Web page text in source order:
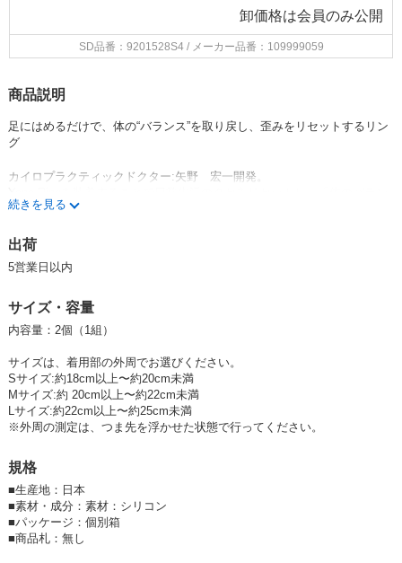
卸価格は会員のみ公開
SD品番：9201528S4 / メーカー品番：109999059
商品説明
足にはめるだけで、体の“バランス”を取り戻し、歪みをリセットするリン
グ
カイロプラクティックドクター:矢野 宏一開発。
ス」を補正、姿勢をキレイに保ちます。 足の横アーチを正しい形に保持
・美姿勢を目指す方
・立ち仕事が多い方
・日頃からよく歩く方
・足に気になる痛みがある方
・スポーツをされる方など
体を「理想的な重心位置」へ導くことで納得の効果を体感いただけます。
「Yano Ring」( ヤノリング )は、足の横アーチを保持、修正、育てること
ができる器具です。
ov4DbxRw7MU,orsjDwccY6Y
続きを見る
出荷
5営業日以内
サイズ・容量
内容量：2個（1組）
サイズは、着用部の外周でお選びください。
Sサイズ:約18cm以上〜約20cm未満
Mサイズ:約 20cm以上〜約22cm未満
Lサイズ:約22cm以上〜約25cm未満
※外周の測定は、つま先を浮かせた状態で行ってください。
規格
■生産地：日本
■素材・成分：素材：シリコン
■パッケージ：個別箱
■商品札：無し